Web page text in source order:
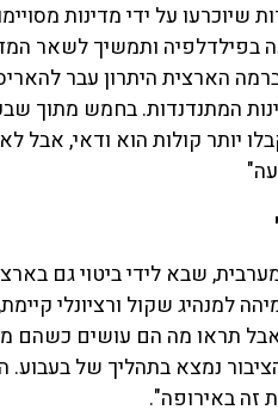
שיוכרעו על ידי מדינות
בפילדלפיה ותמשיך לשאר
הארצית היתרון עבר
המתנדנדות. בחמש מתוך
יותר קולות הוא ודאי, אבל
שבא לידי ביטוי גם
למנהיג שקול ורציונלי
תראו מה הם עושים כשהם
נמצא בתהליך של בעבוע.
זה באירופה".